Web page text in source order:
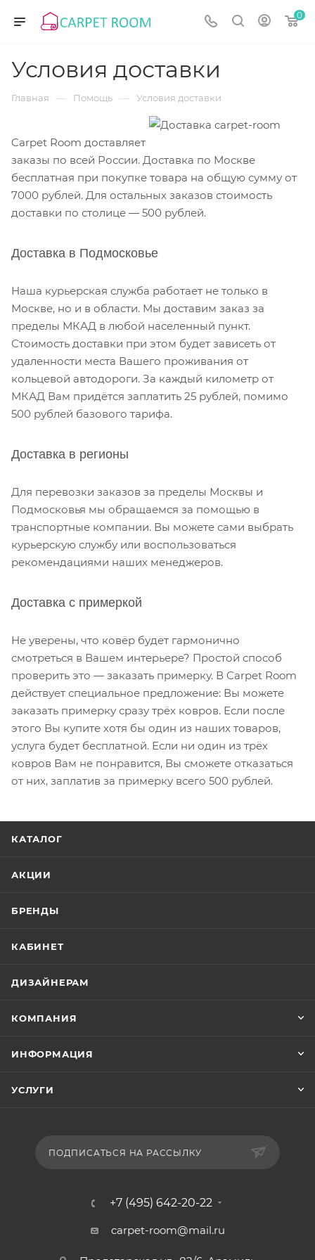
0
Условия доставки
Главная — Помощь — Условия доставки
Carpet Room доставляет
заказы по всей России. Доставка по Москве
бесплатная при покупке товара на общую сумму от
7000 рублей. Для остальных заказов стоимость
доставки по столице — 500 рублей.
Доставка в Подмосковье
Наша курьерская служба работает не только в
Москве, но и в области. Мы доставим заказ за
пределы МКАД в любой населенный пункт.
Стоимость доставки при этом будет зависеть от
удаленности места Вашего проживания от
кольцевой автодороги. За каждый километр от
МКАД Вам придётся заплатить 25 рублей, помимо
500 рублей базового тарифа.
Доставка в регионы
Для перевозки заказов за пределы Москвы и
Подмосковья мы обращаемся за помощью в
транспортные компании. Вы можете сами выбрать
курьерскую службу или воспользоваться
рекомендациями наших менеджеров.
Доставка с примеркой
Не уверены, что ковёр будет гармонично
смотреться в Вашем интерьере? Простой способ
проверить это — заказать примерку. В Carpet Room
действует специальное предложение: Вы можете
заказать примерку сразу трёх ковров. Если после
этого Вы купите хотя бы один из наших товаров,
услуга будет бесплатной. Если ни один из трёх
ковров Вам не понравится, Вы сможете отказаться
от них, заплатив за примерку всего 500 рублей.
КАТАЛОГ
АКЦИИ
БРЕНДЫ
КАБИНЕТ
ДИЗАЙНЕРАМ
КОМПАНИЯ
ИНФОРМАЦИЯ
УСЛУГИ
ПОДПИСАТЬСЯ НА РАССЫЛКУ
+7 (495) 642-20-22
carpet-room@mail.ru